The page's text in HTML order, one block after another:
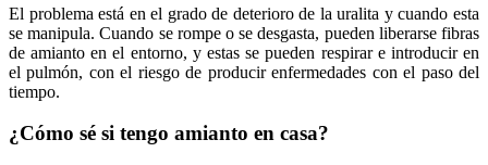
El problema está en el grado de deterioro de la uralita y cuando esta
se manipula. Cuando se rompe o se desgasta, pueden liberarse fibras
de amianto en el entorno, y estas se pueden respirar e introducir en
el pulmón, con el riesgo de producir enfermedades con el paso del
tiempo.
¿Cómo sé si tengo amianto en casa?